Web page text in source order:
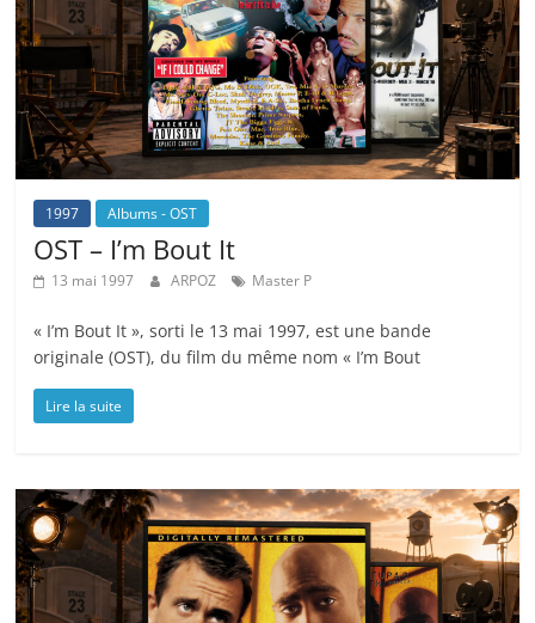
1997 Albums - OST
OST – I’m Bout It
13 mai 1997 ARPOZ Master P
« I’m Bout It », sorti le 13 mai 1997, est une bande
originale (OST), du film du même nom « I’m Bout
Lire la suite